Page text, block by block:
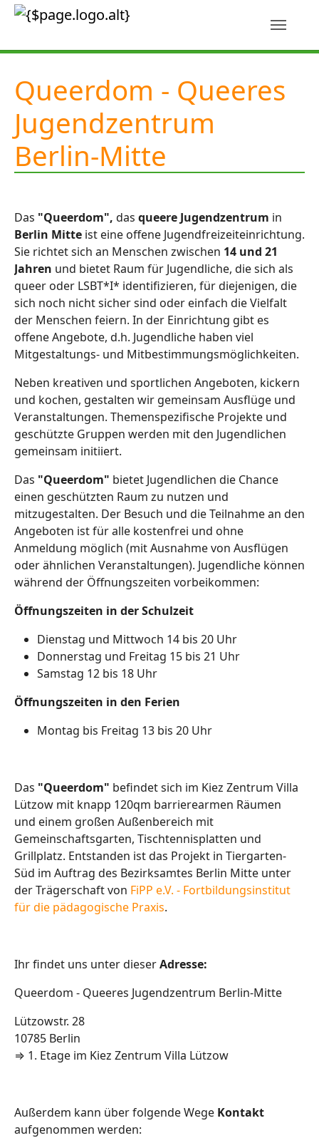
Skip to main content
Queerdom - Queeres
Jugendzentrum
Berlin-Mitte
Das "Queerdom", das queere Jugendzentrum in
Berlin Mitte ist eine offene Jugendfreizeiteinrichtung.
Sie richtet sich an Menschen zwischen 14 und 21
Jahren und bietet Raum für Jugendliche, die sich als
queer oder LSBT*I* identifizieren, für diejenigen, die
sich noch nicht sicher sind oder einfach die Vielfalt
der Menschen feiern. In der Einrichtung gibt es
offene Angebote, d.h. Jugendliche haben viel
Mitgestaltungs- und Mitbestimmungsmöglichkeiten.
Neben kreativen und sportlichen Angeboten, kickern
und kochen, gestalten wir gemeinsam Ausflüge und
Veranstaltungen. Themenspezifische Projekte und
geschützte Gruppen werden mit den Jugendlichen
gemeinsam initiiert.
Das "Queerdom" bietet Jugendlichen die Chance
einen geschützten Raum zu nutzen und
mitzugestalten. Der Besuch und die Teilnahme an den
Angeboten ist für alle kostenfrei und ohne
Anmeldung möglich (mit Ausnahme von Ausflügen
oder ähnlichen Veranstaltungen). Jugendliche können
während der Öffnungszeiten vorbeikommen:
Öffnungszeiten in der Schulzeit
Dienstag und Mittwoch 14 bis 20 Uhr
Donnerstag und Freitag 15 bis 21 Uhr
Samstag 12 bis 18 Uhr
Öffnungszeiten in den Ferien
Montag bis Freitag 13 bis 20 Uhr
Das "Queerdom" befindet sich im Kiez Zentrum Villa
Lützow mit knapp 120qm barrierearmen Räumen
und einem großen Außenbereich mit
Gemeinschaftsgarten, Tischtennisplatten und
Grillplatz. Entstanden ist das Projekt in Tiergarten-
Süd im Auftrag des Bezirksamtes Berlin Mitte unter
der Trägerschaft von FiPP e.V. - Fortbildungsinstitut
für die pädagogische Praxis.
Ihr findet uns unter dieserAdresse:
Queerdom - Queeres Jugendzentrum Berlin-Mitte
Lützowstr. 28
10785 Berlin
⇒ 1. Etage im Kiez Zentrum Villa Lützow
Außerdem kann über folgende Wege Kontakt
aufgenommen werden: